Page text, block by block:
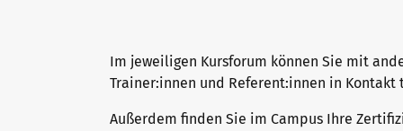
telc Zertifikate DIGITAL
Infopakete
Qualifikationsphasen
Im jeweiligen Kursforum können Sie mit
Trainer:innen und Referent:innen in Kontakt
Außerdem finden Sie im Campus Ihre